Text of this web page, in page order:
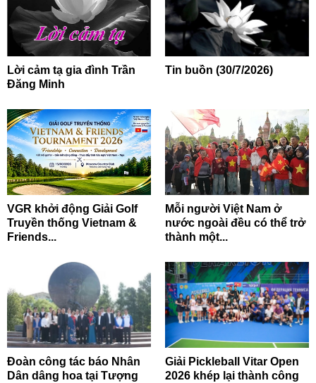
Lời cảm tạ gia đình Trần
Đăng Minh
Tin buồn (30/7/2026)
VGR khởi động Giải Golf
Truyền thống Vietnam &
Friends...
Mỗi người Việt Nam ở
nước ngoài đều có thể trở
thành một...
Đoàn công tác báo Nhân
Dân dâng hoa tại Tượng
Giải Pickleball Vitar Open
2026 khép lại thành công